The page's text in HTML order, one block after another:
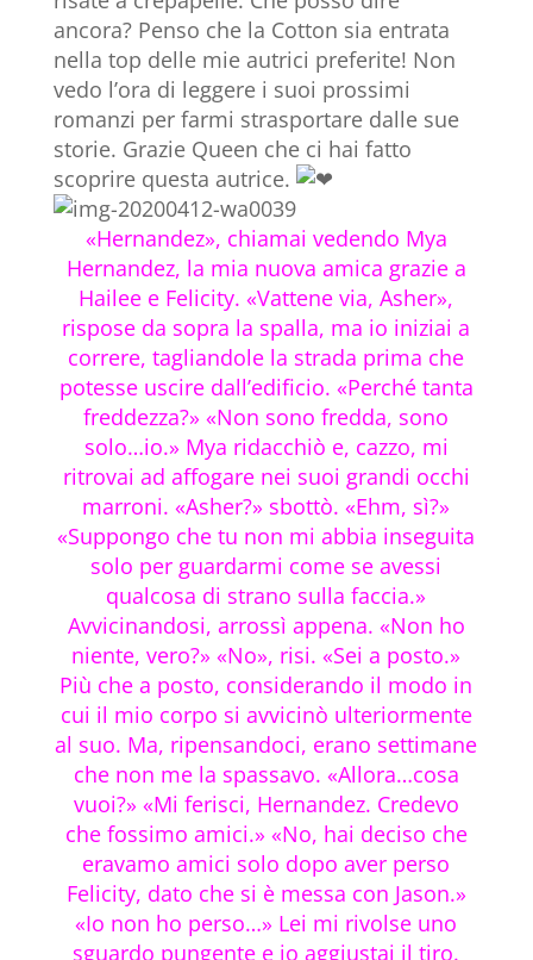
ancora? Penso che la Cotton sia entrata
nella top delle mie autrici preferite! Non
vedo l’ora di leggere i suoi prossimi
romanzi per farmi strasportare dalle sue
storie. Grazie Queen che ci hai fatto
scoprire questa autrice.
«Hernandez», chiamai vedendo Mya
Hernandez, la mia nuova amica grazie a
Hailee e Felicity. «Vattene via, Asher»,
rispose da sopra la spalla, ma io iniziai a
correre, tagliandole la strada prima che
potesse uscire dall’edificio. «Perché tanta
freddezza?» «Non sono fredda, sono
solo…io.» Mya ridacchiò e, cazzo, mi
ritrovai ad affogare nei suoi grandi occhi
marroni. «Asher?» sbottò. «Ehm, sì?»
«Suppongo che tu non mi abbia inseguita
solo per guardarmi come se avessi
qualcosa di strano sulla faccia.»
Avvicinandosi, arrossì appena. «Non ho
niente, vero?» «No», risi. «Sei a posto.»
Più che a posto, considerando il modo in
cui il mio corpo si avvicinò ulteriormente
al suo. Ma, ripensandoci, erano settimane
che non me la spassavo. «Allora…cosa
vuoi?» «Mi ferisci, Hernandez. Credevo
che fossimo amici.» «No, hai deciso che
eravamo amici solo dopo aver perso
Felicity, dato che si è messa con Jason.»
«Io non ho perso…» Lei mi rivolse uno
sguardo pungente e io aggiustai il tiro.